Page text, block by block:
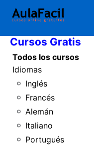
Inicio
Cursos Gratis
Todos los cursos
Idiomas
Inglés
Francés
Alemán
Italiano
Portugués